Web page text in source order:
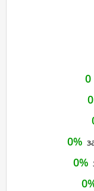
0
0
0%
0%